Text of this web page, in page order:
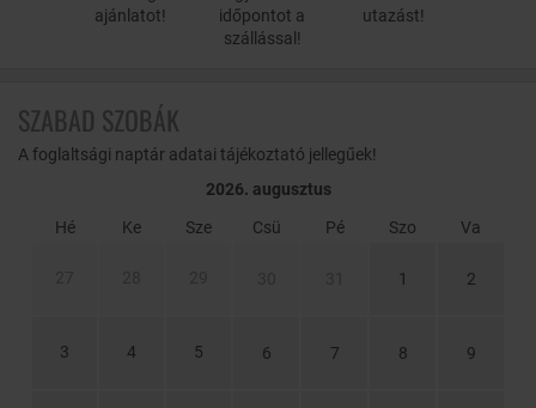
ajánlatot!
időpontot a
szállással!
utazást!
SZABAD SZOBÁK
A foglaltsági naptár adatai tájékoztató jellegűek!
2026. augusztus
Hé
Ke Sze Csü Pé Szo Va
1 2
3 4 5 6 7 8 9